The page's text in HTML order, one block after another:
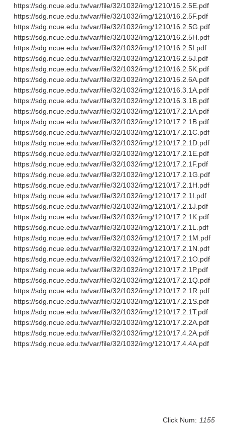
https://sdg.ncue.edu.tw/var/file/32/1032/img/1210/16.2.5E.pdf
https://sdg.ncue.edu.tw/var/file/32/1032/img/1210/16.2.5F.pdf
https://sdg.ncue.edu.tw/var/file/32/1032/img/1210/16.2.5G.pdf
https://sdg.ncue.edu.tw/var/file/32/1032/img/1210/16.2.5H.pdf
https://sdg.ncue.edu.tw/var/file/32/1032/img/1210/16.2.5I.pdf
https://sdg.ncue.edu.tw/var/file/32/1032/img/1210/16.2.5J.pdf
https://sdg.ncue.edu.tw/var/file/32/1032/img/1210/16.2.5K.pdf
https://sdg.ncue.edu.tw/var/file/32/1032/img/1210/16.2.6A.pdf
https://sdg.ncue.edu.tw/var/file/32/1032/img/1210/16.3.1A.pdf
https://sdg.ncue.edu.tw/var/file/32/1032/img/1210/16.3.1B.pdf
https://sdg.ncue.edu.tw/var/file/32/1032/img/1210/17.2.1A.pdf
https://sdg.ncue.edu.tw/var/file/32/1032/img/1210/17.2.1B.pdf
https://sdg.ncue.edu.tw/var/file/32/1032/img/1210/17.2.1C.pdf
https://sdg.ncue.edu.tw/var/file/32/1032/img/1210/17.2.1D.pdf
https://sdg.ncue.edu.tw/var/file/32/1032/img/1210/17.2.1E.pdf
https://sdg.ncue.edu.tw/var/file/32/1032/img/1210/17.2.1F.pdf
https://sdg.ncue.edu.tw/var/file/32/1032/img/1210/17.2.1G.pdf
https://sdg.ncue.edu.tw/var/file/32/1032/img/1210/17.2.1H.pdf
https://sdg.ncue.edu.tw/var/file/32/1032/img/1210/17.2.1I.pdf
https://sdg.ncue.edu.tw/var/file/32/1032/img/1210/17.2.1J.pdf
https://sdg.ncue.edu.tw/var/file/32/1032/img/1210/17.2.1K.pdf
https://sdg.ncue.edu.tw/var/file/32/1032/img/1210/17.2.1L.pdf
https://sdg.ncue.edu.tw/var/file/32/1032/img/1210/17.2.1M.pdf
https://sdg.ncue.edu.tw/var/file/32/1032/img/1210/17.2.1N.pdf
https://sdg.ncue.edu.tw/var/file/32/1032/img/1210/17.2.1O.pdf
https://sdg.ncue.edu.tw/var/file/32/1032/img/1210/17.2.1P.pdf
https://sdg.ncue.edu.tw/var/file/32/1032/img/1210/17.2.1Q.pdf
https://sdg.ncue.edu.tw/var/file/32/1032/img/1210/17.2.1R.pdf
https://sdg.ncue.edu.tw/var/file/32/1032/img/1210/17.2.1S.pdf
https://sdg.ncue.edu.tw/var/file/32/1032/img/1210/17.2.1T.pdf
https://sdg.ncue.edu.tw/var/file/32/1032/img/1210/17.2.2A.pdf
https://sdg.ncue.edu.tw/var/file/32/1032/img/1210/17.4.2A.pdf
https://sdg.ncue.edu.tw/var/file/32/1032/img/1210/17.4.4A.pdf
Click Num: 1155